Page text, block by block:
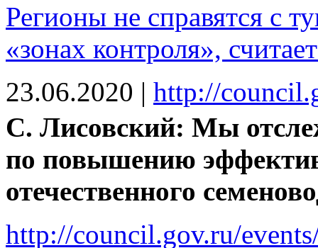
Регионы не справятся с
«зонах контроля»,
23.06.2020 | http://
С. Лисовский: Мы
по повышению
отечественного
http://council.gov.ru/